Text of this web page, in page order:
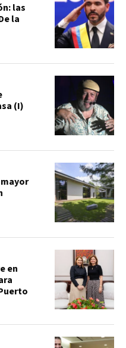
las
la
(I)
en